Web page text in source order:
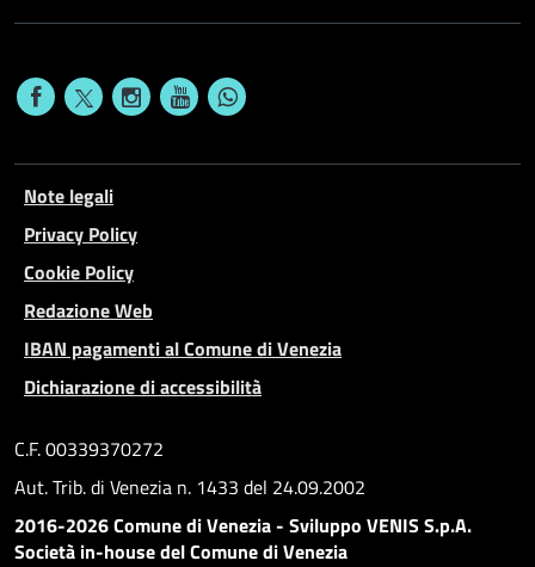
Note legali
Privacy Policy
Cookie Policy
Redazione Web
IBAN pagamenti al Comune di Venezia
Dichiarazione di accessibilità
C.F. 00339370272
Aut. Trib. di Venezia n. 1433 del 24.09.2002
2016-2026 Comune di Venezia - Sviluppo VENIS S.p.A.
Società in-house del Comune di Venezia